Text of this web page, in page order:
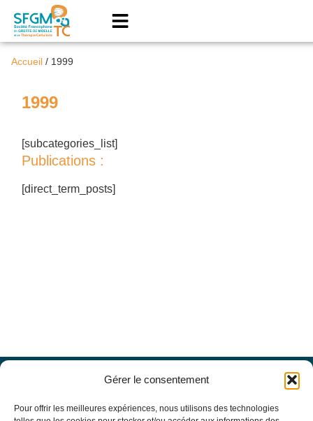
Gérer le consentement
Pour offrir les meilleures expériences, nous utilisons des technologies
Accueil / 1999
1999
[subcategories_list]
Publications :
[direct_term_posts]
Actualités